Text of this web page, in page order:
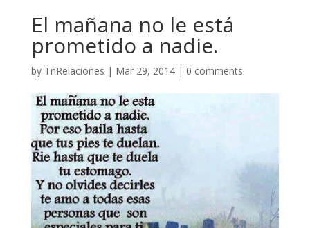
El mañana no le está
prometido a nadie.
by TnRelaciones | Mar 29, 2014| 0 comments